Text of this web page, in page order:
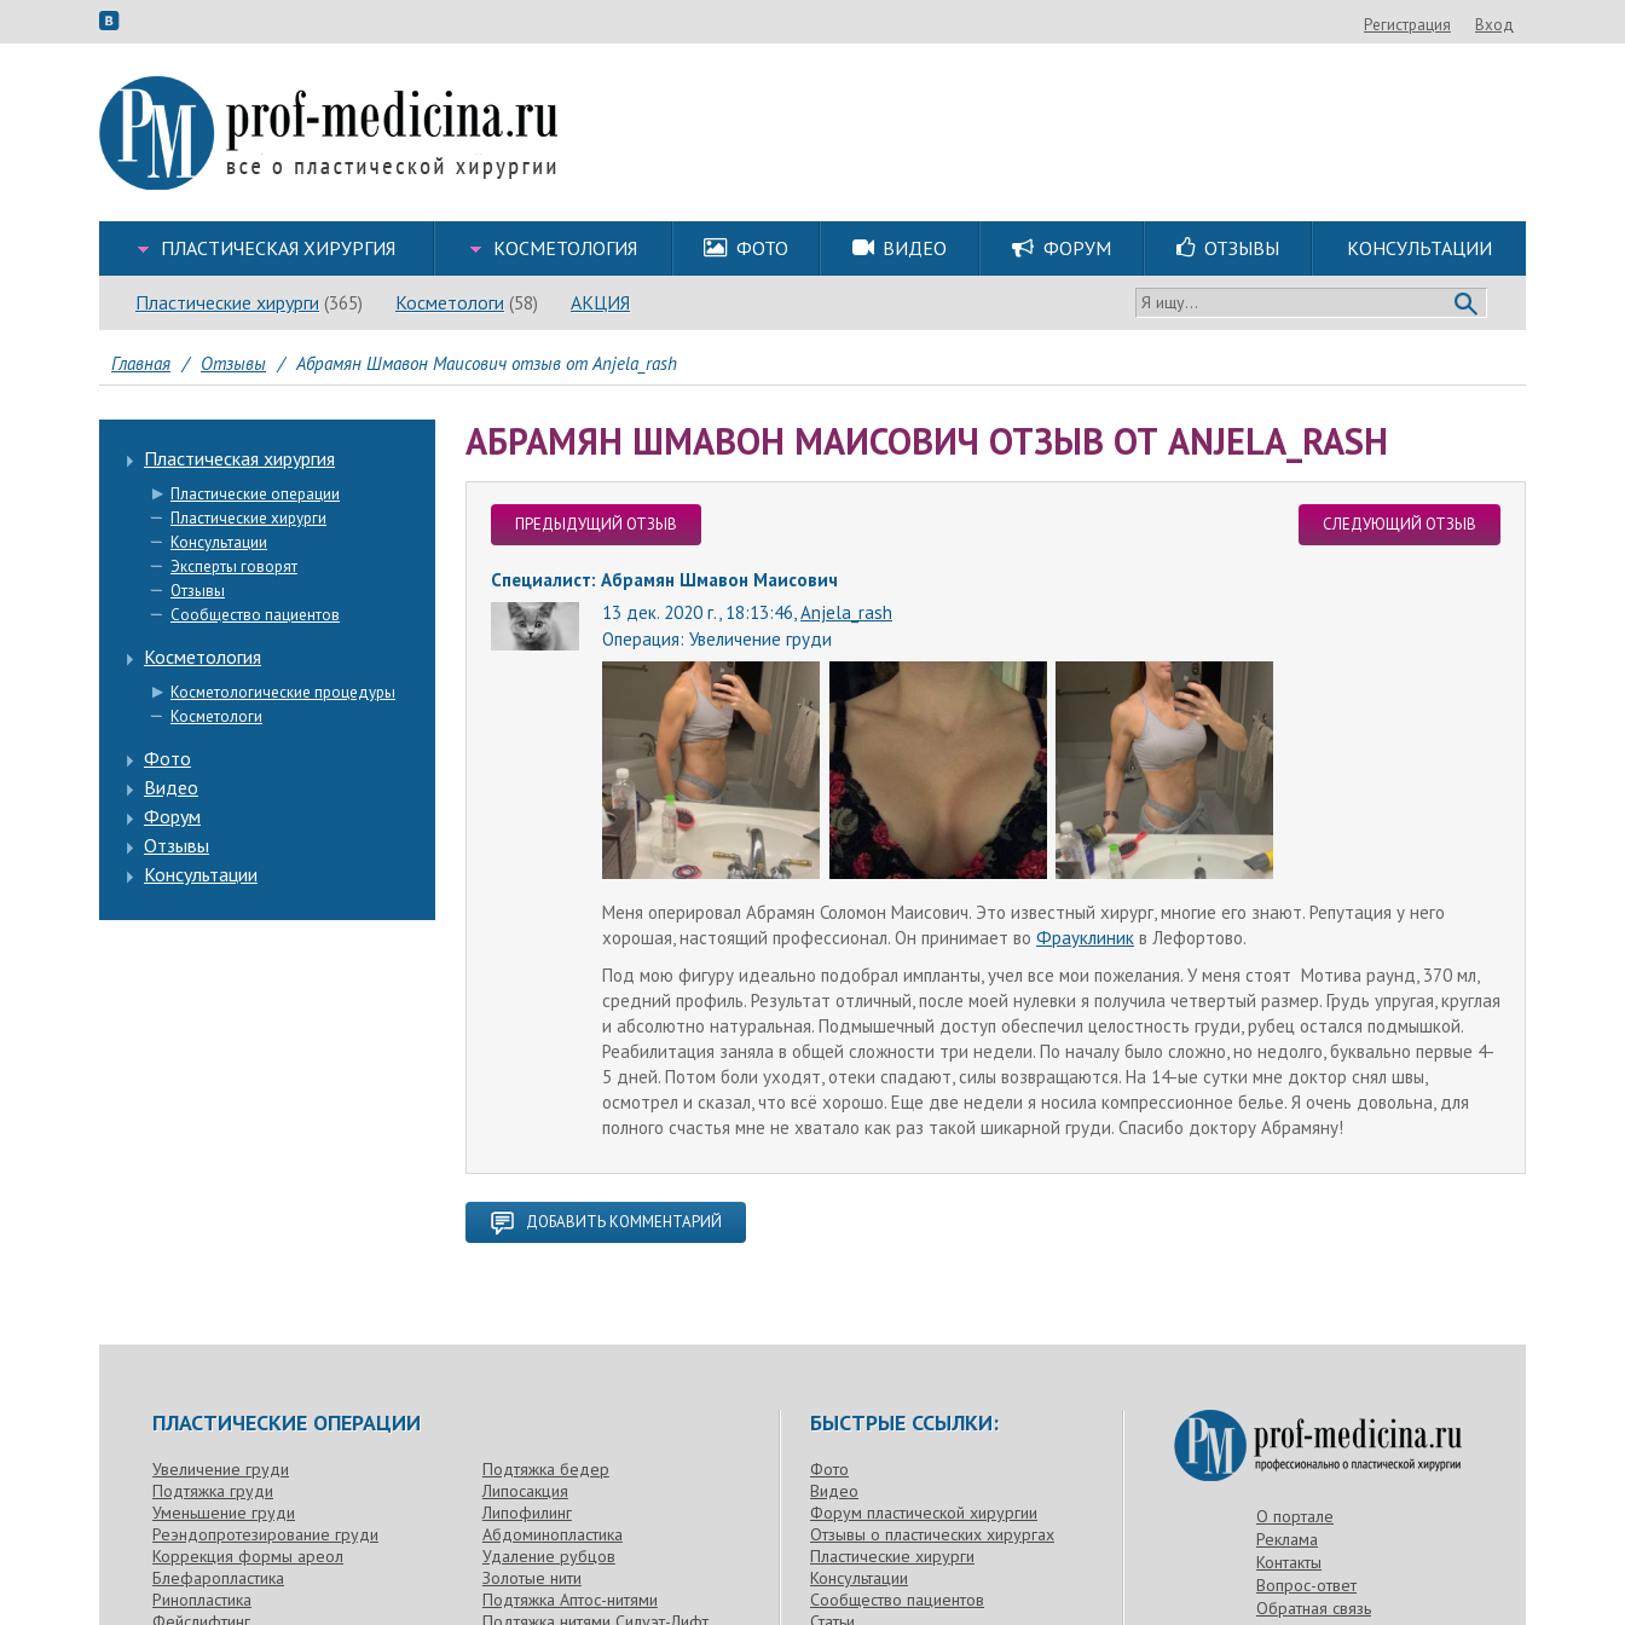
Регистрация Вход
ПЛАСТИЧЕСКАЯ ХИРУРГИЯ КОСМЕТОЛОГИЯ ФОТО ВИДЕО ФОРУМ ОТЗЫВЫ КОНСУЛЬТАЦИИ
Пластические хирурги (365) Косметологи (58) АКЦИЯ Я ищу...
Главная / Отзывы / Абрамян Шмавон Маисович отзыв от Anjela_rash
Пластическая хирургия
Пластические операции
Пластические хирурги
Консультации
Эксперты говорят
Отзывы
Сообщество пациентов
Косметология
Косметологические процедуры
Косметологи
Фото
Видео
Форум
Отзывы
Консультации
АБРАМЯН ШМАВОН МАИСОВИЧ ОТЗЫВ ОТ ANJELA_RASH
ПРЕДЫДУЩИЙ ОТЗЫВ СЛЕДУЮЩИЙ ОТЗЫВ
Специалист: Абрамян Шмавон Маисович
13 дек. 2020 г., 18:13:46, Anjela_rash
Операция: Увеличение груди
Меня оперировал Абрамян Соломон Маисович. Это известный хирург, многие его знают. Репутация у него
хорошая, настоящий профессионал. Он принимает во Фрауклиник в Лефортово.
Под мою фигуру идеально подобрал импланты, учел все мои пожелания. У меня стоят Мотива раунд, 370 мл,
средний профиль. Результат отличный, после моей нулевки я получила четвертый размер. Грудь упругая, круглая
и абсолютно натуральная. Подмышечный доступ обеспечил целостность груди, рубец остался подмышкой.
Реабилитация заняла в общей сложности три недели. По началу было сложно, но недолго, буквально первые 4-
5 дней. Потом боли уходят, отеки спадают, силы возвращаются. На 14-ые сутки мне доктор снял швы,
осмотрел и сказал, что всё хорошо. Еще две недели я носила компрессионное белье. Я очень довольна, для
полного счастья мне не хватало как раз такой шикарной груди. Спасибо доктору Абрамяну!
ДОБАВИТЬ КОММЕНТАРИЙ
ПЛАСТИЧЕСКИЕ ОПЕРАЦИИ
Увеличение груди
Подтяжка груди
Уменьшение груди
Реэндопротезирование груди
Коррекция формы ареол
Блефаропластика
Ринопластика
Подтяжка бедер
Липосакция
Липофилинг
Абдоминопластика
Удаление рубцов
Золотые нити
Подтяжка Аптос-нитями
БЫСТРЫЕ ССЫЛКИ:
Фото
Видео
Форум пластической хирургии
Отзывы о пластических хирургах
Пластические хирурги
Консультации
Сообщество пациентов
О портале
Реклама
Контакты
Вопрос-ответ
Обратная связь